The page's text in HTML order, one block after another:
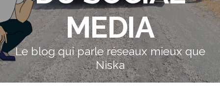
MEDIA
Le blog qui parle réseaux mieux que
Niska